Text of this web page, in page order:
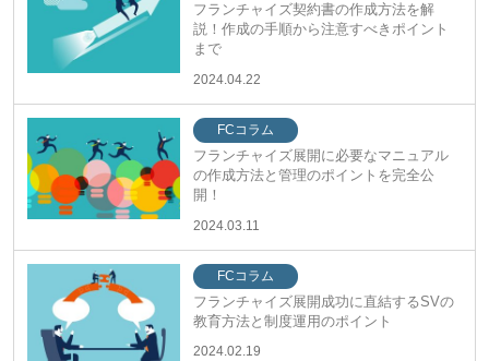
フランチャイズ契約書の作成方法を解
説！作成の手順から注意すべきポイント
まで
2024.04.22
FCコラム
フランチャイズ展開に必要なマニュアル
の作成方法と管理のポイントを完全公
開！
2024.03.11
FCコラム
フランチャイズ展開成功に直結するSVの
教育方法と制度運用のポイント
2024.02.19